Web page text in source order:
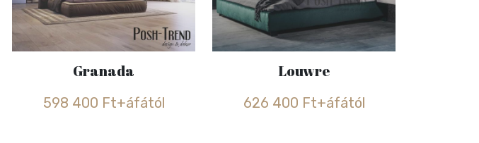
Granada
598 400 Ft+áfától
Louwre
626 400 Ft+áfától